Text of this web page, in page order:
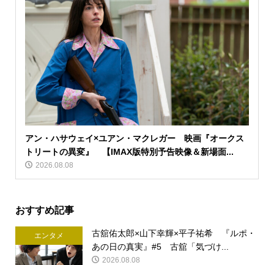
アン・ハサウェイ×ユアン・マクレガー 映画『オークス
トリートの異変』 【IMAX版特別予告映像＆新場面...
2026.08.08
おすすめ記事
エンタメ
古舘佑太郎×山下幸輝×平子祐希 『ルポ・
あの日の真実』#5 古舘「気づけ...
2026.08.08